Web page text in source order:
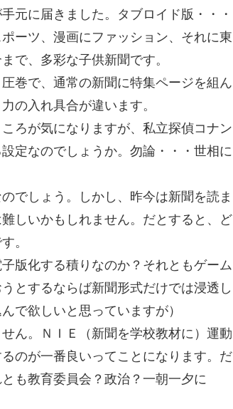
元に届きました。タブロイド版・・・
ーツ、漫画にファッション、それに東
で、多彩な子供新聞です。
巻で、通常の新聞に特集ページを組ん
の入れ具合が違います。
ろが気になりますが、私立探偵コナン
定なのでしょうか。勿論・・・世相に
でしょう。しかし、昨今は新聞を読ま
しいかもしれません。だとすると、ど
。
版化する積りなのか？それともゲーム
とするならば新聞形式だけでは浸透し
で欲しいと思っていますが）
ん。ＮＩＥ（新聞を学校教材に）運動
のが一番良いってことになります。だ
も教育委員会？政治？一朝一夕に